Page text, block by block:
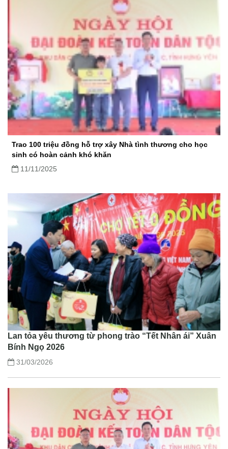
Trao 100 triệu đồng hỗ trợ xây Nhà tình thương cho học
sinh có hoàn cảnh khó khăn
11/11/2025
Lan tỏa yêu thương từ phong trào “Tết Nhân ái” Xuân
Bính Ngọ 2026
31/03/2026